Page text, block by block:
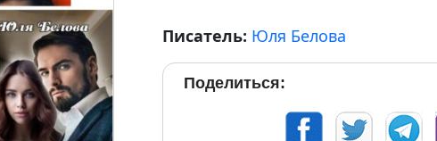
Писатель: Юля Белова
Поделиться: